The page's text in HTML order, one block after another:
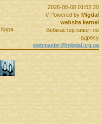
2026-08-08 01:52:20
// Powered byMigdal
website kernel
Вебмастер живет по
адресу
webmaster@migdal.org.ua
Кира